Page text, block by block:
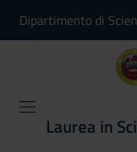
Dipartimento di
Laurea in